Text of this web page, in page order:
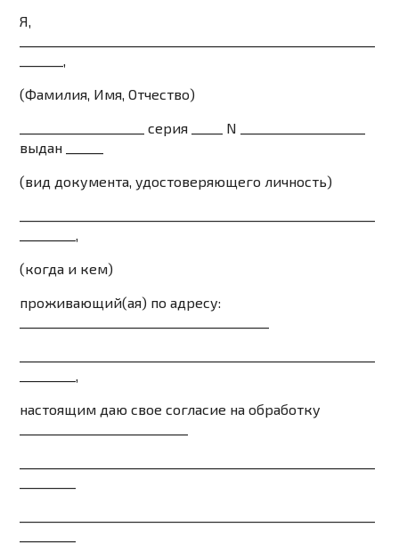
Я,
_______,
(Фамилия, Имя, Отчество)
____________________ серия _____ N ____________________
выдан ______
(вид документа, удостоверяющего личность)
_________,
(когда и кем)
проживающий(ая) по адресу:
_________,
настоящим даю свое согласие на обработку